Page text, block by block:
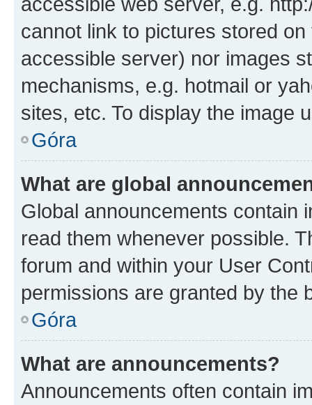
cannot link to pictures stored
accessible server) nor images
mechanisms, e.g. hotmail or
sites, etc. To display the image
Góra
What are global
Global announcements contain
read them whenever possible.
forum and within your User
permissions are granted by the
Góra
What are announcements?
Announcements often contain